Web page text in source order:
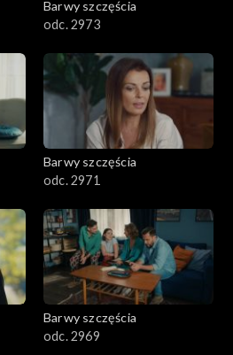
Barwy szczęścia
odc. 2973
Barwy szczęścia
odc. 2971
Barwy szczęścia
odc. 2969